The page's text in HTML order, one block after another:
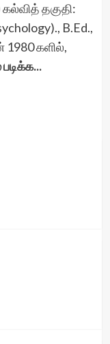
கல்வித் தகுதி:
B.Ed.,
1980 களில்,